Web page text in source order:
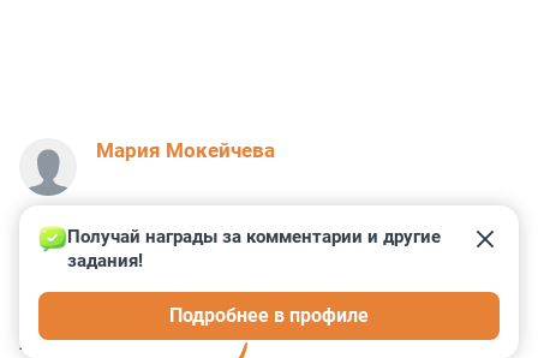
Мария Мокейчева
КОММЕНТАРИИ 2
Получай награды за комментарии и другие
задания!
Подробнее в профиле